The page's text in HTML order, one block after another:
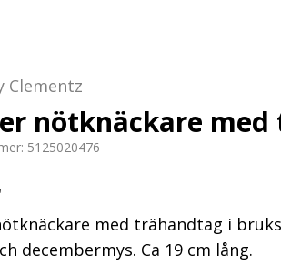
Clementz
nötknäckare
5125020476
med trähandtag i
decembermys. Ca 19 cm lång.